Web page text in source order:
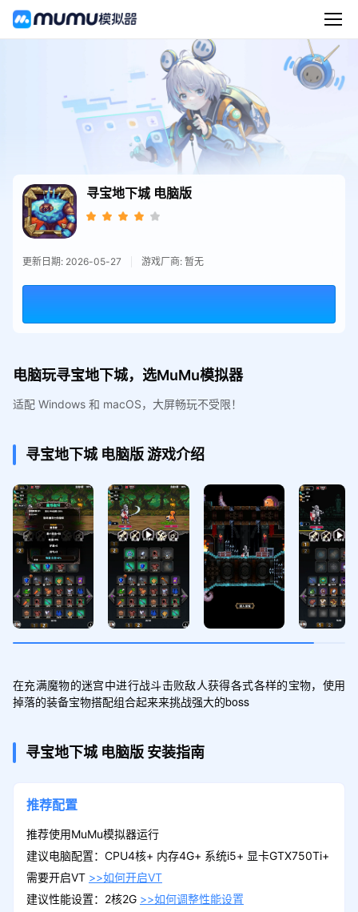
寻宝地下城 电脑版
更新日期: 2026-05-27 游戏厂商: 暂无
电脑玩寻宝地下城，选MuMu模拟器
适配 Windows 和 macOS，大屏畅玩不受限！
寻宝地下城 电脑版游戏介绍
在充满魔物的迷宫中进行战斗击败敌人获得各式各样的宝物，使用
掉落的装备宝物搭配组合起来来挑战强大的boss
寻宝地下城 电脑版 安装指南
推荐配置
推荐使用MuMu模拟器运行
建议电脑配置：CPU4核+ 内存4G+ 系统i5+ 显卡GTX750Ti+
需要开启VT >>如何开启VT
建议性能设置：2核2G >>如何调整性能设置